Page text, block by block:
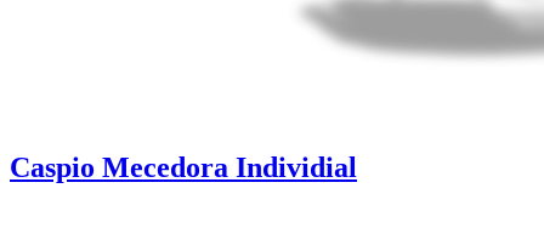
Caspio Mecedora Individial